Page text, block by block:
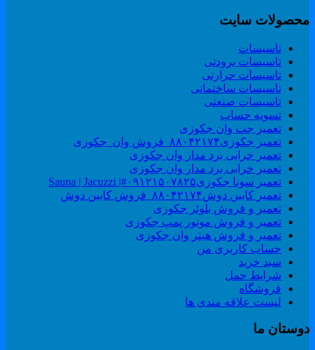
سایت
تاسیسات
تاسیسات برودتی
تاسیسات حرارتی
تاسیسات ساختمانی
تاسیسات صنعتی
تسویه حساب
تعمیر جت وان جکوزی
تعمیر جکوزی۸۸۰۴۲۱۷۴_فروش وان_جکوزی
تعمیر خرابی برد مدار وان جکوزی
تعمیر خرابی برد مدار وان جکوزی
تعمیر سونا جکوزی۰۹۱۲۱۵۰۷۸۲۵#| Sauna | Jacuzzi
تعمیر کابین دوش۸۸۰۴۲۱۷۴_فروش کابین دوش
تعمیر و فروش بلوئر جکوزی
تعمیر و فروش موتور پمپ جکوزی
تعمیر و فروش هیتر وان جکوزی
حساب کاربری من
سبد خرید
شرایط حمل
فروشگاه
لیست علاقه مندی ها
ما